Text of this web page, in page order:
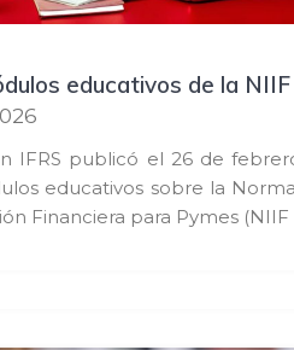
educativos de la
IFRS publicó el 26 de
educativos sobre la
Financiera para Pymes (NIIF